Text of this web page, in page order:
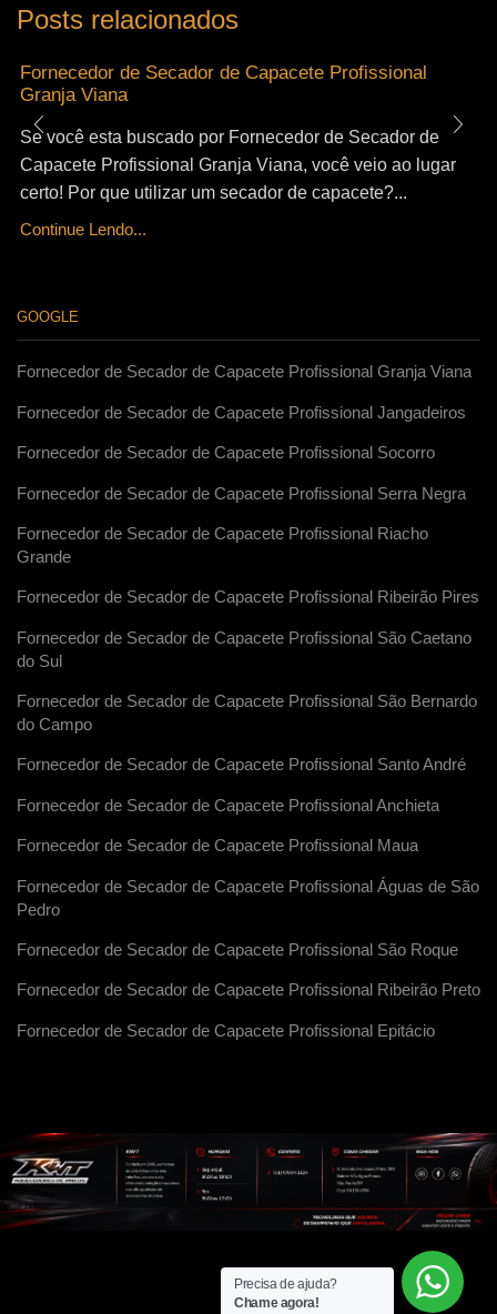
Posts relacionados
Fornecedor de Secador de Capacete Profissional
Granja Viana
Se você esta buscado por Fornecedor de Secador de
Capacete Profissional Granja Viana, você veio ao lugar
certo! Por que utilizar um secador de capacete?...
Continue Lendo...
GOOGLE
Fornecedor de Secador de Capacete Profissional Granja Viana
Fornecedor de Secador de Capacete Profissional Jangadeiros
Fornecedor de Secador de Capacete Profissional Socorro
Fornecedor de Secador de Capacete Profissional Serra Negra
Fornecedor de Secador de Capacete Profissional Riacho
Grande
Fornecedor de Secador de Capacete Profissional Ribeirão Pires
Fornecedor de Secador de Capacete Profissional São Caetano
do Sul
Fornecedor de Secador de Capacete Profissional São Bernardo
do Campo
Fornecedor de Secador de Capacete Profissional Santo André
Fornecedor de Secador de Capacete Profissional Anchieta
Fornecedor de Secador de Capacete Profissional Maua
Fornecedor de Secador de Capacete Profissional Águas de São
Pedro
Fornecedor de Secador de Capacete Profissional São Roque
Fornecedor de Secador de Capacete Profissional Ribeirão Preto
Fornecedor de Secador de Capacete Profissional Epitácio
Precisa de ajuda?
Chame agora!